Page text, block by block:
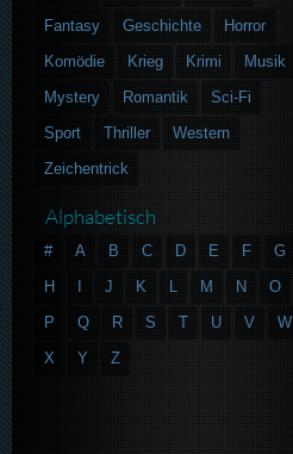
Fantasy
Geschichte
Horror
Komödie
Krieg Krimi
Musik
Mystery
Romantik
Sci-Fi
Sport
Thriller
Western
Zeichentrick
Alphabetisch
# A B C D E F
G
H
J K L M N
O
P
Q R S T U V
W
X
Y Z